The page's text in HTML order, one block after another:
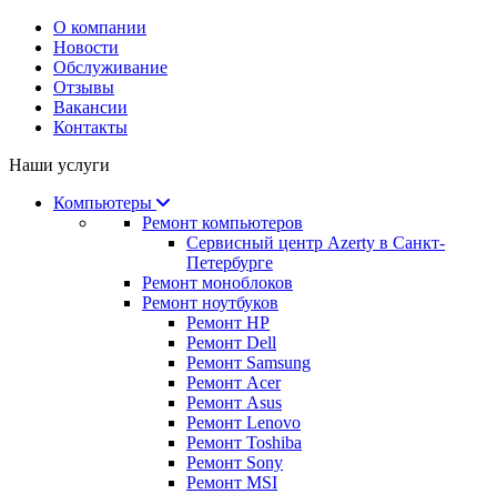
О компании
Новости
Обслуживание
Отзывы
Вакансии
Контакты
Наши услуги
Компьютеры
Ремонт компьютеров
Сервисный центр Azerty в Санкт-
Петербурге
Ремонт моноблоков
Ремонт ноутбуков
Ремонт HP
Ремонт Dell
Ремонт Samsung
Ремонт Acer
Ремонт Asus
Ремонт Lenovo
Ремонт Toshiba
Ремонт Sony
Ремонт MSI